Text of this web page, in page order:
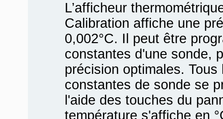
L’afficheur
Calibration affiche une
0,002°C. Il peut être
constantes d'une sonde,
précision optimales.
constantes de sonde se
l'aide des touches du
température s'affiche en